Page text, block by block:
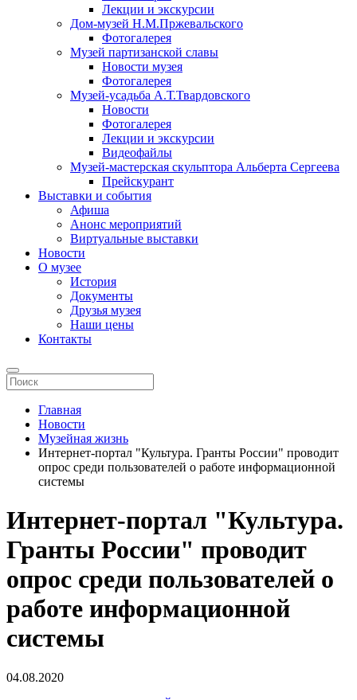
Лекции и экскурсии
Дом-музей Н.М.Пржевальского
Фотогалерея
Музей партизанской славы
Новости музея
Фотогалерея
Музей-усадьба А.Т.Твардовского
Новости
Фотогалерея
Лекции и экскурсии
Видеофайлы
Музей-мастерская скульптора Альберта Сергеева
Прейскурант
Выставки и события
Афиша
Анонс мероприятий
Виртуальные выставки
Новости
О музее
История
Документы
Друзья музея
Наши цены
Контакты
Главная
Новости
Музейная жизнь
Интернет-портал "Культура. Гранты России" проводит
опрос среди пользователей о работе информационной
системы
Интернет-портал "Культура.
Гранты России" проводит
опрос среди пользователей о
работе информационной
системы
04.08.2020